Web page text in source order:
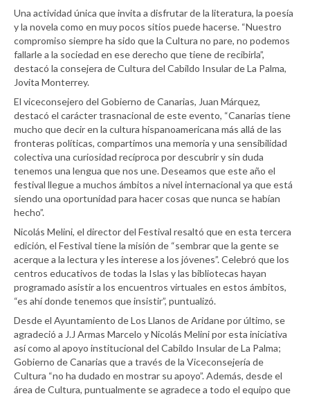
Una actividad única que invita a disfrutar de la literatura, la poesía
y la novela como en muy pocos sitios puede hacerse. “Nuestro
compromiso siempre ha sido que la Cultura no pare, no podemos
fallarle a la sociedad en ese derecho que tiene de recibirla”,
destacó la consejera de Cultura del Cabildo Insular de La Palma,
Jovita Monterrey.
El viceconsejero del Gobierno de Canarias, Juan Márquez,
destacó el carácter trasnacional de este evento, “Canarias tiene
mucho que decir en la cultura hispanoamericana más allá de las
fronteras políticas, compartimos una memoria y una sensibilidad
colectiva una curiosidad recíproca por descubrir y sin duda
tenemos una lengua que nos une. Deseamos que este año el
festival llegue a muchos ámbitos a nivel internacional ya que está
siendo una oportunidad para hacer cosas que nunca se habían
hecho”.
Nicolás Melini, el director del Festival resaltó que en esta tercera
edición, el Festival tiene la misión de “sembrar que la gente se
acerque a la lectura y les interese a los jóvenes”. Celebró que los
centros educativos de todas la Islas y las bibliotecas hayan
programado asistir a los encuentros virtuales en estos ámbitos,
“es ahí donde tenemos que insistir”, puntualizó.
Desde el Ayuntamiento de Los Llanos de Aridane por último, se
agradeció a J.J Armas Marcelo y Nicolás Melini por esta iniciativa
así como al apoyo institucional del Cabildo Insular de La Palma;
Gobierno de Canarias que a través de la Viceconsejería de
Cultura “no ha dudado en mostrar su apoyo”. Además, desde el
área de Cultura, puntualmente se agradece a todo el equipo que